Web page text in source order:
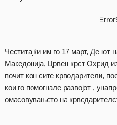
Честитајќи им го 17 март, Денот
Македонија, Црвен крст Охрид
почит кон сите крводарители,
кои го помогнале развојот ,
омасовувањето на